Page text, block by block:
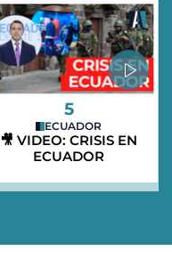
5
ECUADOR
🎥 VIDEO: CRISIS EN
ECUADOR